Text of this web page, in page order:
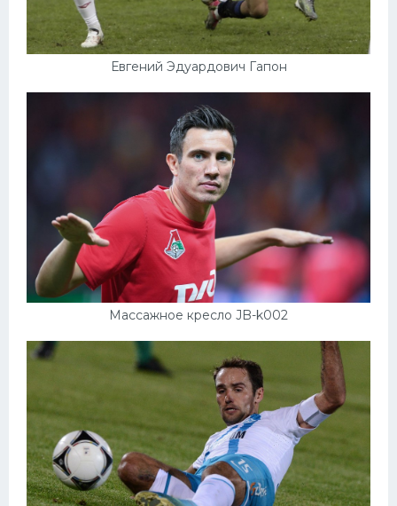
Евгений Эдуардович Гапон
Массажное кресло JB-k002